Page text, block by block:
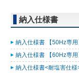
納入仕様書
納入仕様書 【50Hz専
納入仕様書 【60Hz専
納入仕様書<耐塩害仕